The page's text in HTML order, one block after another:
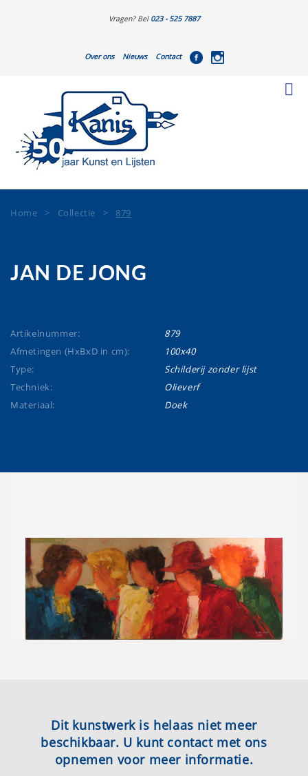
Vragen? Bel 023 - 525 7887
Over ons Nieuws Contact
Home > Collectie > 879
JAN DE JONG
Artikelnummer:
879
Afmetingen (HxBxD in cm):
100x40
Type:
Schilderij zonder lijst
Techniek:
Olieverf
Materiaal:
Doek
Dit kunstwerk is helaas niet meer
beschikbaar. U kunt contact met ons
opnemen voor meer informatie.